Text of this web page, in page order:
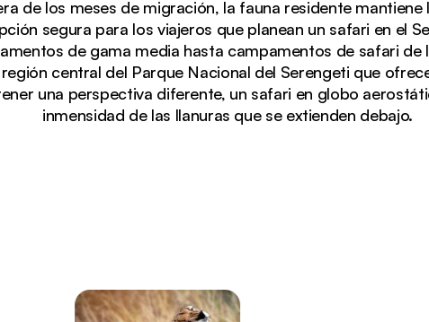
durante un amanecer dorado en el Serengeti
de los meses de migración, la fauna residente mantiene
segura para los viajeros que planean un safari en el
de gama media hasta campamentos de safari de
central del Parque Nacional del Serengeti que
una perspectiva diferente, un safari en globo
inmensidad de las llanuras que se extienden debajo.